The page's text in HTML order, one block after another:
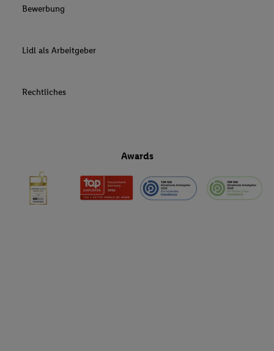
Bewerbung
Lidl als Arbeitgeber
Rechtliches
Awards